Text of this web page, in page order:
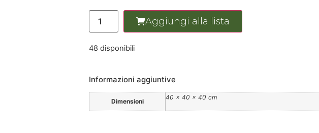
Aggiungi alla lista
48 disponibili
Informazioni aggiuntive
Dimensioni
40 × 40 × 40 cm